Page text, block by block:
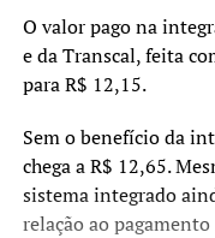
O valor pago na
e daTranscal, feita
para R$ 12,15.
Sem o benefício da
chega a R$ 12,65.
sistema integrado
relação ao pagamento